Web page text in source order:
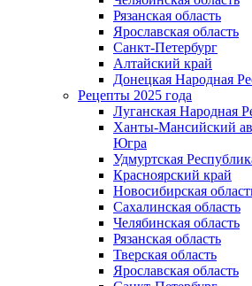
Рязанская область
Ярославская область
Санкт-Петербург
Алтайский край
Донецкая Народная
Рецепты 2025 года
Луганская Народная
Ханты-Мансийский
Югра
Удмуртская
Красноярский край
Новосибирская
Сахалинская область
Челябинская область
Рязанская область
Тверская область
Ярославская область